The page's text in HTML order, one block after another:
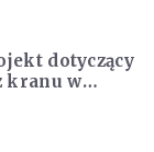
dotyczący
kranu w